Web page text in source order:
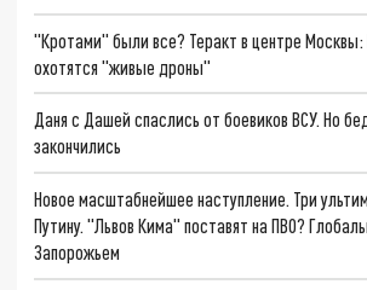
"Кротами" были все? Теракт в центре Москвы:
охотятся "живые дроны"
Даня с Дашей спаслись от боевиков ВСУ. Но
закончились
Новое масштабнейшее наступление. Три
Путину. "Львов Кима" поставят на ПВО?
Запорожьем